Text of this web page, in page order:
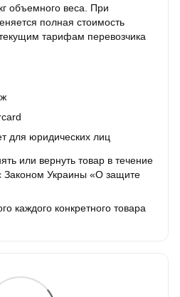
объемного веса. При
полная стоимость
тарифам перевозчика
для юридических лиц
или вернуть товар в течение
Законом Украины «О защите
каждого конкретного товара